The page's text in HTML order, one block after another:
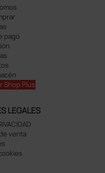
pago
Shop Plus
LEGALES
venta